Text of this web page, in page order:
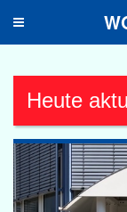
Toggle
Heute